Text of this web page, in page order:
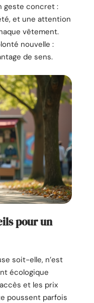
geste concret :
et une attention
vêtement.
nouvelle :
de sens.
pour un
soit-elle, n’est
écologique
et les prix
poussent parfois